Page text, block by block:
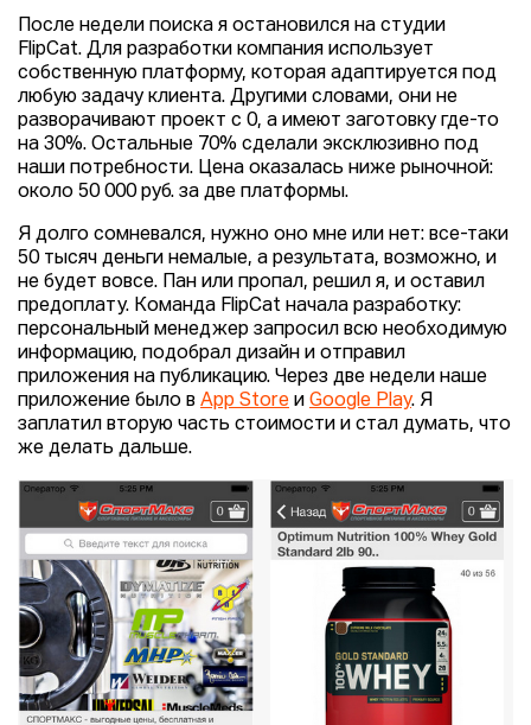
После недели поиска я остановился на студии
FlipCat. Для разработки компания использует
собственную платформу, которая адаптируется под
любую задачу клиента. Другими словами, они не
разворачивают проект с 0, а имеют заготовку где-то
на 30%. Остальные 70% сделали эксклюзивно под
наши потребности. Цена оказалась ниже рыночной:
около 50 000 руб. за две платформы.
Я долго сомневался, нужно оно мне или нет: все-таки
50 тысяч деньги немалые, а результата, возможно, и
не будет вовсе. Пан или пропал, решил я, и оставил
предоплату. Команда FlipCat начала разработку:
персональный менеджер запросил всю необходимую
информацию, подобрал дизайн и отправил
приложения на публикацию. Через две недели наше
приложение было в App Store и Google Play. Я
заплатил вторую часть стоимости и стал думать, что
же делать дальше.